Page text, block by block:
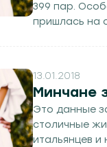
399 пар.
пришлась на
13.01.2018
Минчане
Это данные
столичные
итальянцев